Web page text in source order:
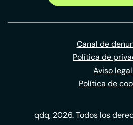
Canal de
Política de
Aviso legal
Política de
qdq, 2026. Todos los